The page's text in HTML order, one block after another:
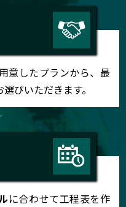
意したプランから、最
びいただきます。
に合わせて工程表を作